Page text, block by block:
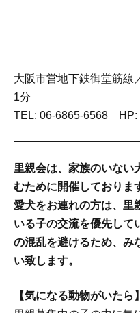
大阪市営地下鉄御堂筋
1
TEL: 06-6865-6568 HP:
里親会は、家族のいない
むために開催しておりま
愛犬をお連れの方は、里
いる子の交流を優先して
の混乱を避けるため、み
い致します。
【気になる動物がいたら】